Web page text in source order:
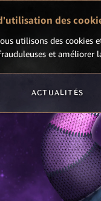
des
utilisons des cookies
et améliorer
ACTUALITÉS